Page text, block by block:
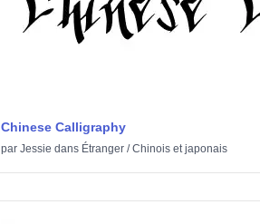
Chinese Calligraphy
par Jessie dans Étranger/Chinois et japonais